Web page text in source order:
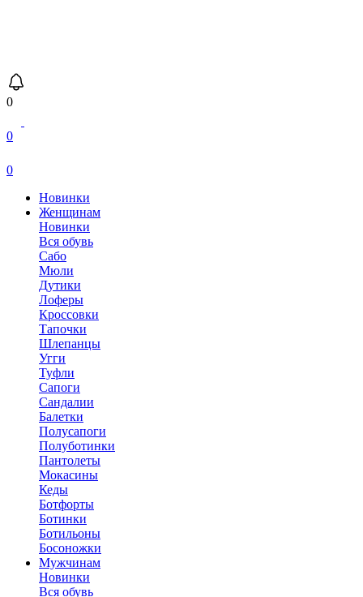
0
0
0
Новинки
Женщинам
Новинки
Вся обувь
Сабо
Мюли
Дутики
Лоферы
Кроссовки
Тапочки
Шлепанцы
Угги
Туфли
Сапоги
Сандалии
Балетки
Полусапоги
Полуботинки
Пантолеты
Мокасины
Кеды
Ботфорты
Ботинки
Ботильоны
Босоножки
Мужчинам
Новинки
Вся обувь